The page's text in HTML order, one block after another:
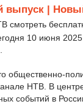
выпуск |
смотреть
10 июня
общественно-
НТВ. В
событий в